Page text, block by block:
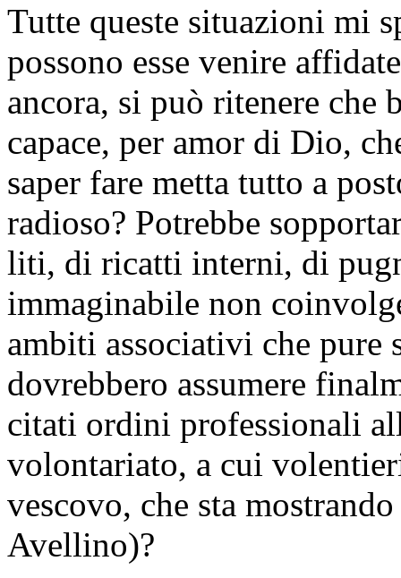
Tutte queste situazioni mi
possono esse venire
ancora, si può ritenere che
capace, per amor di Dio,
saper fare metta tutto a
radioso? Potrebbe
liti, di ricatti interni, di
immaginabile non
ambiti associativi che pure
dovrebbero assumere
citati ordini professionali
volontariato, a cui
vescovo, che sta
Avellino)?